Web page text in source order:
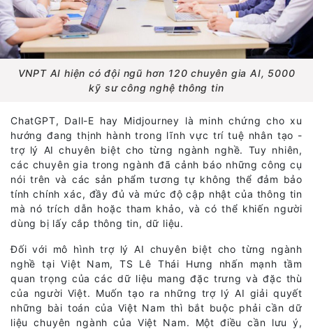
VNPT AI hiện có đội ngũ hơn 120 chuyên gia AI, 5000
kỹ sư công nghệ thông tin
ChatGPT, Dall-E hay Midjourney là minh chứng cho xu
hướng đang thịnh hành trong lĩnh vực trí tuệ nhân tạo -
trợ lý AI chuyên biệt cho từng ngành nghề. Tuy nhiên,
các chuyên gia trong ngành đã cảnh báo những công cụ
nói trên và các sản phẩm tương tự không thể đảm bảo
tính chính xác, đầy đủ và mức độ cập nhật của thông tin
mà nó trích dẫn hoặc tham khảo, và có thể khiến người
dùng bị lấy cắp thông tin, dữ liệu.
Đối với mô hình trợ lý AI chuyên biệt cho từng ngành
nghề tại Việt Nam, TS Lê Thái Hưng nhấn mạnh tầm
quan trọng của các dữ liệu mang đặc trưng và đặc thù
của người Việt. Muốn tạo ra những trợ lý AI giải quyết
những bài toán của Việt Nam thì bắt buộc phải cần dữ
liệu chuyên ngành của Việt Nam. Một điều cần lưu ý,